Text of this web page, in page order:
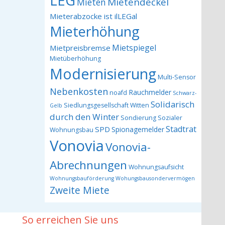
Mieterabzocke ist ilLEGal
Mieterhöhung
Mietpreisbremse Mietspiegel
Mietüberhöhung
Modernisierung Multi-Sensor
Nebenkosten noafd Rauchmelder Schwarz-
Gelb Siedlungsgesellschaft Witten Solidarisch
durch den Winter Sondierung Sozialer
Wohnungsbau SPD SpionagemelderStadtrat
VonoviaVonovia-
Abrechnungen Wohnungsaufsicht
Wohnungsbauförderung Wohungsbausondervermögen
Zweite Miete
So erreichen Sie uns